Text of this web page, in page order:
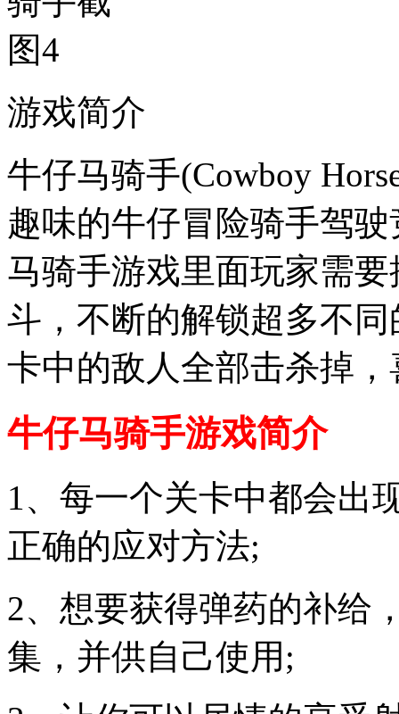
游戏简介
牛仔马骑手(Cowboy
趣味的牛仔冒险骑手驾
马骑手游戏里面玩家需
斗，不断的解锁超多不
卡中的敌人全部击杀掉
牛仔马骑手游戏简介
1、每一个关卡中都会出
正确的应对方法;
2、想要获得弹药的补给
集，并供自己使用;